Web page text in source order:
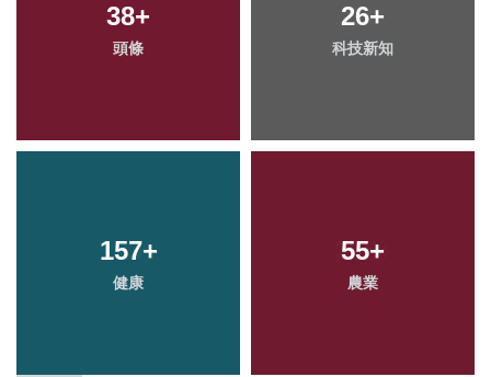
38+
頭條
26+
科技新知
157+
健康
55+
農業